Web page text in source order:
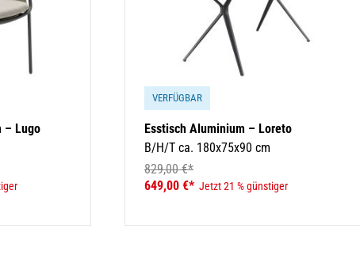
– Lugo
VERFÜGBAR
Esstisch Aluminium – Loreto
B/H/T ca. 180x75x90 cm
829,00 €*
649,00 €* Jetzt 21 % günstiger